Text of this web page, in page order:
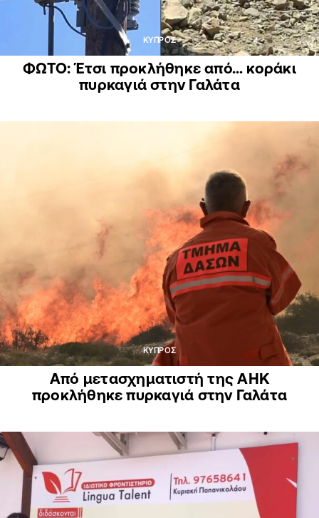
ΚΥΠΡΟΣ
ΦΩΤΟ: Έτσι προκλήθηκε από… κοράκι
πυρκαγιά στην Γαλάτα
ΚΥΠΡΟΣ
Από μετασχηματιστή της ΑΗΚ
προκλήθηκε πυρκαγιά στην Γαλάτα